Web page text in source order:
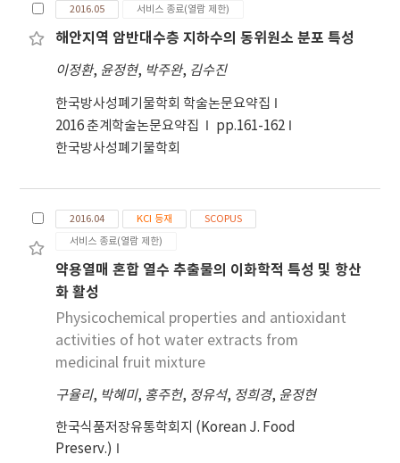
2016.05 서비스 종료(열람 제한)
해안지역 암반대수층 지하수의 동위원소 분포 특성
이정환, 윤정현, 박주완, 김수진
한국방사성폐기물학회 학술논문요약집
2016 춘계학술논문요약집
pp.161-162
한국방사성폐기물학회
2016.04 KCI 등재
SCOPUS
서비스 종료(열람 제한)
약용열매 혼합 열수 추출물의 이화학적 특성 및 항산
화 활성
Physicochemical properties and antioxidant
activities of hot water extracts from
medicinal fruit mixture
구율리, 박혜미, 홍주헌, 정유석, 정희경, 윤정현
한국식품저장유통학회지 (Korean J. Food
Preserv.)